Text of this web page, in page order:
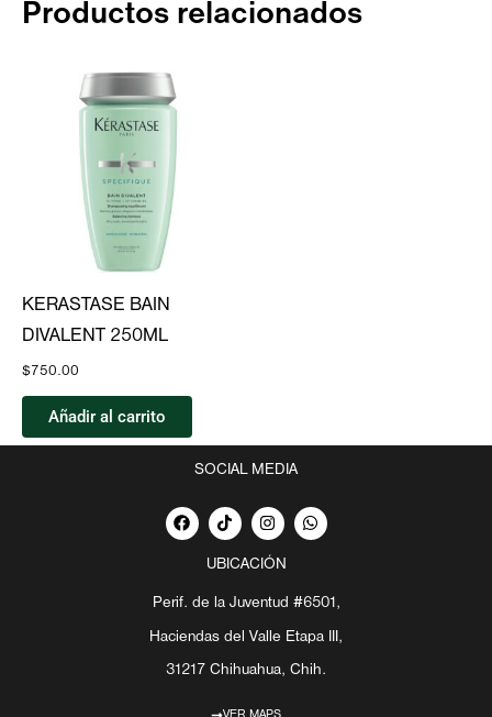
Productos relacionados
KERASTASE BAIN
DIVALENT 250ML
$ 750.00
Añadir al carrito
SOCIAL MEDIA
F
a
c
o
o
k
T
i
k
t
k
I
n
s
t
g
r
a
m
W
h
a
a
p
p
UBICACIÓN
Perif. de la Juventud #6501,
Haciendas del Valle Etapa III,
31217 Chihuahua, Chih.
VER MAPS